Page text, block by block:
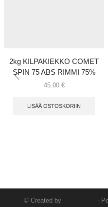
2kg KILPAKIEKKO COMET
SPIN 75 ABS RIMMI 75%
45.00 €
LISÄÄ OSTOSKORIIN
© Created by -